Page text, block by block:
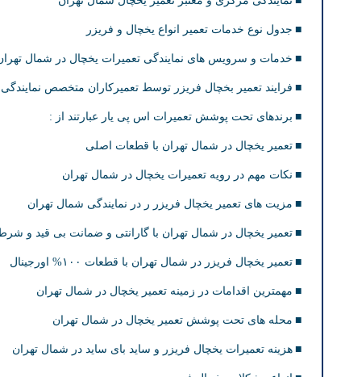
جدول نوع خدمات تعمیر انواع یخچال و فریزر
خدمات و سرویس های نمایندگی تعمیرات یخچال در شمال
فرایند تعمیر بخچال فریزر توسط تعمیرکاران متخصص
برندهای تحت پوشش تعمیرات اس پی یار عبارتند از :
تعمیر یخچال در شمال تهران با قطعات اصلی
نکات مهم در رویه تعمیرات یخچال در شمال تهران
مزیت های تعمیر یخچال فریزر ر در نمایندگی شمال تهران
تعمیر یخچال در شمال تهران با گارانتی و ضمانت بی قید و
تعمیر یخچال فریزر در شمال تهران با قطعات ۱۰۰% اورجینال
مهمترین اقدامات در زمینه تعمیر یخچال در شمال تهران
محله های تحت پوشش تعمیر یخچال در شمال تهران
هزینه تعمیرات یخچال فریزر و ساید بای ساید در شمال تهران